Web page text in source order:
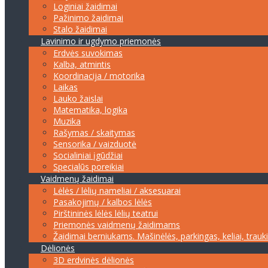
Loginiai žaidimai
Pažinimo žaidimai
Stalo žaidimai
Lavinimo ir ugdymo priemonės
Erdvės suvokimas
Kalba, atmintis
Koordinacija / motorika
Laikas
Lauko žaislai
Matematika, logika
Muzika
Rašymas / skaitymas
Sensorika / vaizduotė
Socialiniai įgūdžiai
Specialūs poreikiai
Vaidmenų žaidimai
Lėlės / lėlių nameliai / aksesuarai
Pasakojimų / kalbos lėlės
Pirštininės lėlės lėlių teatrui
Priemonės vaidmenų žaidimams
Žaidimai berniukams. Mašinėlės, parkingas, keliai,
Dėlionės
3D erdvinės dėlionės